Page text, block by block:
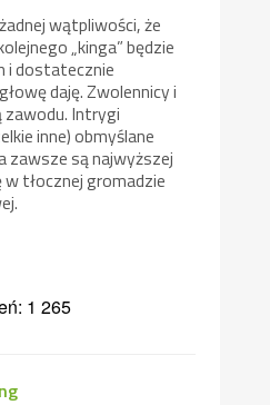
wątpliwości, że
„kinga” będzie
i dostatecznie
daję. Zwolennicy i
zawodu. Intrygi
inne) obmyślane
zawsze są najwyższej
tłocznej gromadzie
1 265